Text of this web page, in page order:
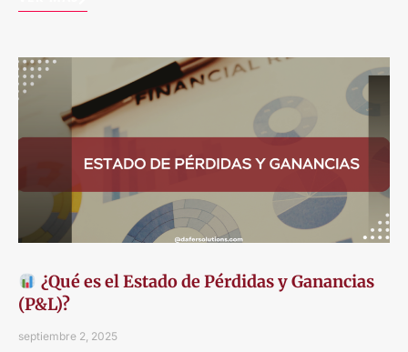
¿Qué es el Estado de Pérdidas y Ganancias
(P&L)?
septiembre 2, 2025